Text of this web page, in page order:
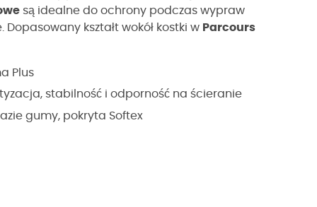
są idealne do ochrony podczas wypraw
kształt wokół kostki w Parcours
Plus
stabilność i odporność na ścieranie
gumy, pokryta Softex